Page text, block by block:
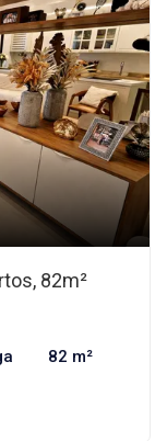
82m²
82 m²